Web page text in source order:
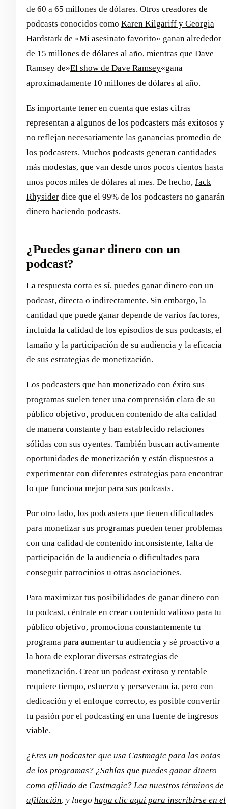
de 60 a 65 millones de dólares. Otros creadores de
podcasts conocidos como Karen Kilgariff y Georgia
Hardstark de «Mi asesinato favorito» ganan alrededor
de 15 millones de dólares al año, mientras que Dave
Ramsey de»El show de Dave Ramsey«gana
aproximadamente 10 millones de dólares al año.
Es importante tener en cuenta que estas cifras
representan a algunos de los podcasters más exitosos y
no reflejan necesariamente las ganancias promedio de
los podcasters. Muchos podcasts generan cantidades
más modestas, que van desde unos pocos cientos hasta
unos pocos miles de dólares al mes. De hecho, Jack
Rhysider dice que el 99% de los podcasters no ganarán
dinero haciendo podcasts.
¿Puedes ganar dinero con un
podcast?
La respuesta corta es sí, puedes ganar dinero con un
podcast, directa o indirectamente. Sin embargo, la
cantidad que puede ganar depende de varios factores,
incluida la calidad de los episodios de sus podcasts, el
tamaño y la participación de su audiencia y la eficacia
de sus estrategias de monetización.
Los podcasters que han monetizado con éxito sus
programas suelen tener una comprensión clara de su
público objetivo, producen contenido de alta calidad
de manera constante y han establecido relaciones
sólidas con sus oyentes. También buscan activamente
oportunidades de monetización y están dispuestos a
experimentar con diferentes estrategias para encontrar
lo que funciona mejor para sus podcasts.
Por otro lado, los podcasters que tienen dificultades
para monetizar sus programas pueden tener problemas
con una calidad de contenido inconsistente, falta de
participación de la audiencia o dificultades para
conseguir patrocinios u otras asociaciones.
Para maximizar tus posibilidades de ganar dinero con
tu podcast, céntrate en crear contenido valioso para tu
público objetivo, promociona constantemente tu
programa para aumentar tu audiencia y sé proactivo a
la hora de explorar diversas estrategias de
monetización. Crear un podcast exitoso y rentable
requiere tiempo, esfuerzo y perseverancia, pero con
dedicación y el enfoque correcto, es posible convertir
tu pasión por el podcasting en una fuente de ingresos
viable.
¿Eres un podcaster que usa Castmagic para las notas
de los programas? ¿Sabías que puedes ganar dinero
como afiliado de Castmagic? Lea nuestros términos de
afiliación, y luego haga clic aquí para inscribirse en el